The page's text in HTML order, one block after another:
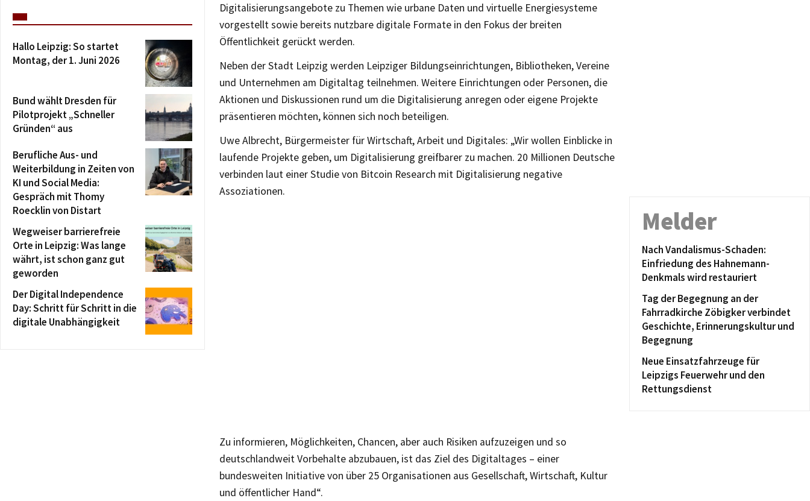
Digitalisierungsangebote zu Themen wie urbane Daten und virtuelle Energiesysteme
vorgestellt sowie bereits nutzbare digitale Formate in den Fokus der breiten
Öffentlichkeit gerückt werden.
Neben der Stadt Leipzig werden Leipziger Bildungseinrichtungen, Bibliotheken, Vereine
und Unternehmen am Digitaltag teilnehmen. Weitere Einrichtungen oder Personen, die
Aktionen und Diskussionen rund um die Digitalisierung anregen oder eigene Projekte
präsentieren möchten, können sich noch beteiligen.
Uwe Albrecht, Bürgermeister für Wirtschaft, Arbeit und Digitales: „Wir wollen Einblicke in
laufende Projekte geben, um Digitalisierung greifbarer zu machen. 20 Millionen Deutsche
verbinden laut einer Studie von Bitcoin Research mit Digitalisierung negative
Assoziationen.
Zu informieren, Möglichkeiten, Chancen, aber auch Risiken aufzuzeigen und so
deutschlandweit Vorbehalte abzubauen, ist das Ziel des Digitaltages – einer
bundesweiten Initiative von über 25 Organisationen aus Gesellschaft, Wirtschaft, Kultur
und öffentlicher Hand“.
Hallo Leipzig: So startet
Montag, der 1. Juni 2026
Bund wählt Dresden für
Pilotprojekt „Schneller
Gründen“ aus
Berufliche Aus- und
Weiterbildung in Zeiten von
KI und Social Media:
Gespräch mit Thomy
Roecklin von Distart
Wegweiser barrierefreie
Orte in Leipzig: Was lange
währt, ist schon ganz gut
geworden
Der Digital Independence
Day: Schritt für Schritt in die
digitale Unabhängigkeit
Melder
Nach Vandalismus-Schaden:
Einfriedung des Hahnemann-
Denkmals wird restauriert
Tag der Begegnung an der
Fahrradkirche Zöbigker verbindet
Geschichte, Erinnerungskultur und
Begegnung
Neue Einsatzfahrzeuge für
Leipzigs Feuerwehr und den
Rettungsdienst